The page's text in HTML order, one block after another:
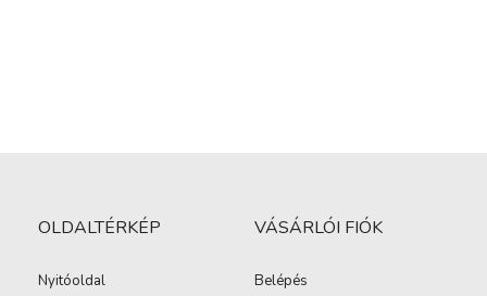
OLDALTÉRKÉP
Nyitóoldal
VÁSÁRLÓI FIÓK
Belépés